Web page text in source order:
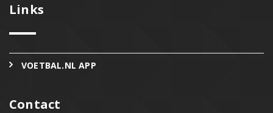
Links
VOETBAL.NL APP
Contact